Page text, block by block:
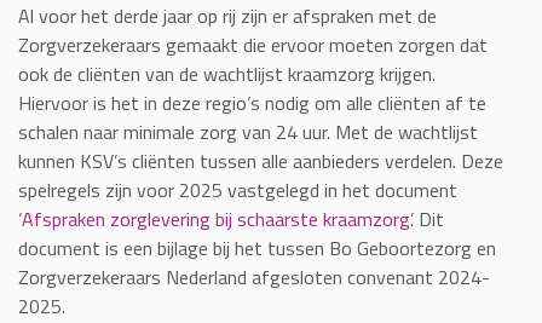
Al voor het derde jaar op rij zijn er afspraken met de
Zorgverzekeraars gemaakt die ervoor moeten zorgen dat
ook de cliënten van de wachtlijst kraamzorg krijgen.
Hiervoor is het in deze regio’s nodig om alle cliënten af te
schalen naar minimale zorg van 24 uur. Met de wachtlijst
kunnen KSV’s cliënten tussen alle aanbieders verdelen. Deze
spelregels zijn voor 2025 vastgelegd in het document
‘Afspraken zorglevering bij schaarste kraamzorg’. Dit
document is een bijlage bij het tussen Bo Geboortezorg en
Zorgverzekeraars Nederland afgesloten convenant 2024-
2025.